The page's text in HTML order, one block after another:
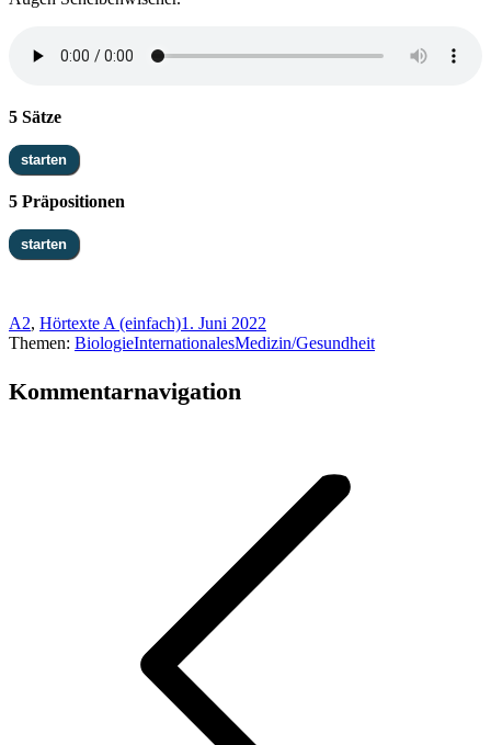
5 Sätze
5 Präpositionen
A2, Hörtexte A (einfach)1. Juni 2022
Themen: BiologieInternationalesMedizin/Gesundheit
Kommentarnavigation